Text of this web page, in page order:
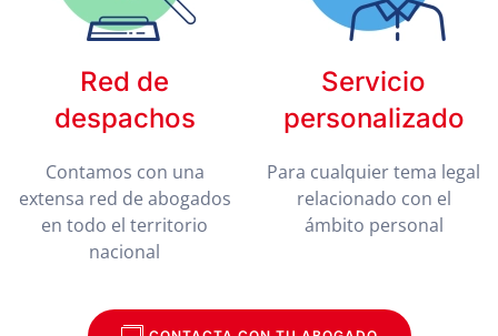
Red de
despachos
Contamos con una
extensa red de abogados
en todo el territorio
nacional
Servicio
personalizado
Para cualquier tema legal
relacionado con el
ámbito personal